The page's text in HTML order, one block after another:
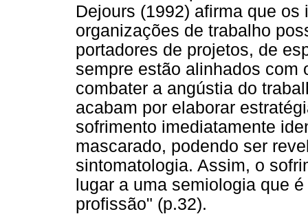
Dejours (1992) afirma que
organizações de trabalho
portadores de projetos, de
sempre estão alinhados com
combater a angústia do
acabam por elaborar
sofrimento imediatamente
mascarado, podendo ser
sintomatologia. Assim, o
lugar a uma semiologia que
profissão" (p.32).